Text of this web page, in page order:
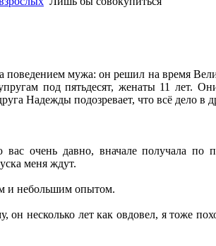
поведением мужа: он решил на время
под пятьдесят, женаты 11 лет.
Надежды подозревает, что всё дело в
очень давно, вначале получала по
меня ждут.
и небольшим опытом.
он несколько лет как овдовел, я тоже